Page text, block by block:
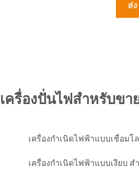
ส่ง
เครื่องปั่นไฟสำหรับขา
เครื่องกำเนิดไฟฟ้าแบบเชื่อมโ
เครื่องกำเนิดไฟฟ้าแบบเงียบ ส